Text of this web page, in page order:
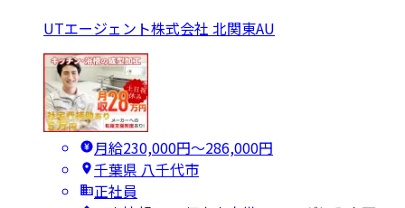
UTエージェント株式会社 北関東AU
月給230,000円〜286,000円
千葉県 八千代市
正社員